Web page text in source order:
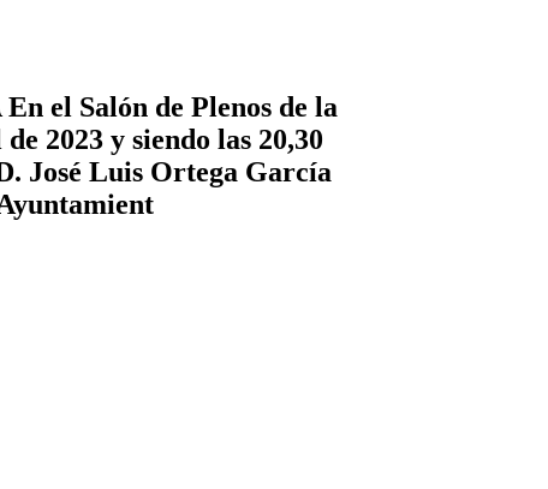
el Salón de Plenos de la
2023 y siendo las 20,30
José Luis Ortega García